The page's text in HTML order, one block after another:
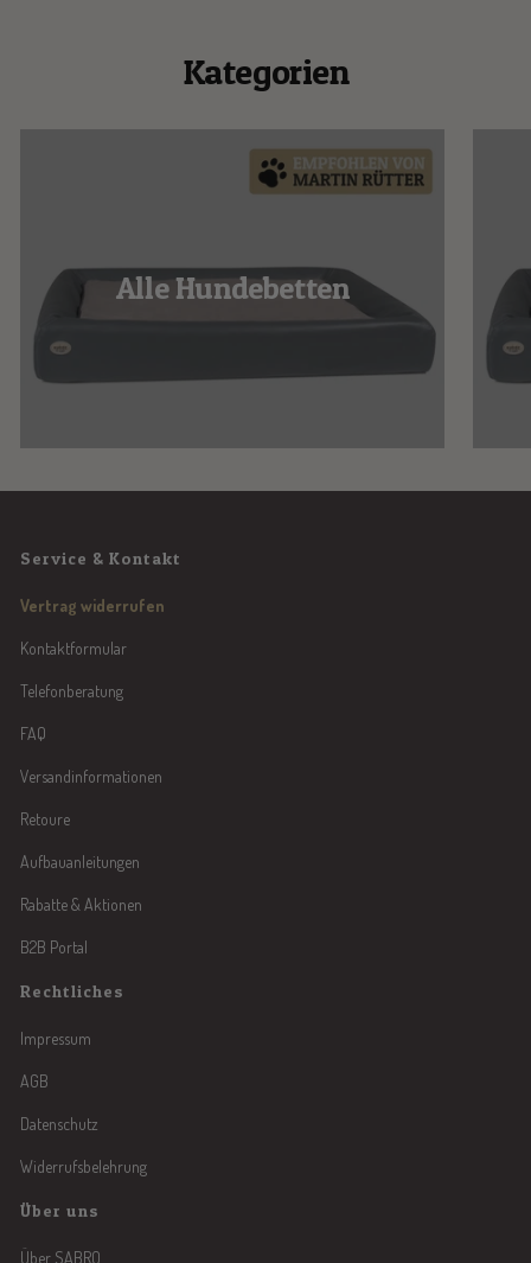
Kategorien
Alle Hundebetten
Service & Kontakt
Vertrag widerrufen
Kontaktformular
Telefonberatung
FAQ
Versandinformationen
Retoure
Aufbauanleitungen
Rabatte & Aktionen
B2B Portal
Rechtliches
Impressum
AGB
Datenschutz
Widerrufsbelehrung
Über uns
Über SABRO